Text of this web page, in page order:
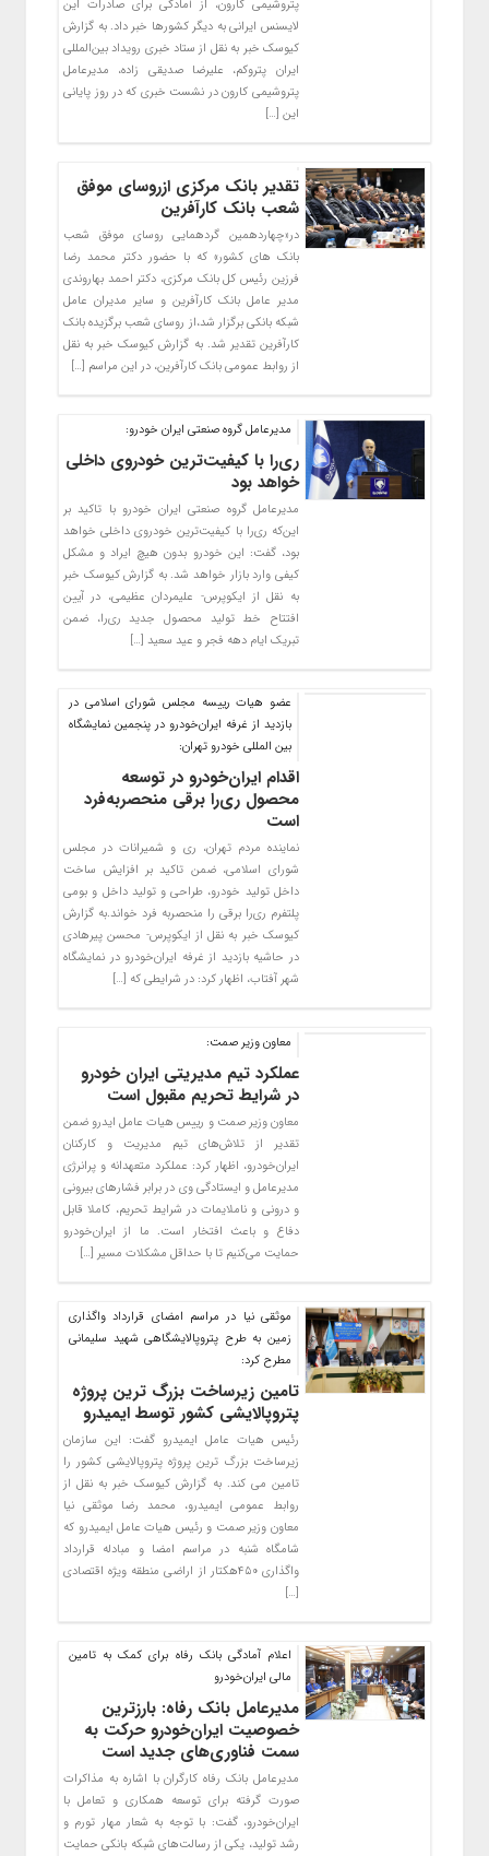
پتروشیمی کارون، از آمادگی برای صادرات این
لایسنس ایرانی به دیگر کشورها خبر داد. به گزارش
کیوسک خبر به نقل از ستاد خبری رویداد بین‌المللی
ایران پتروکم، علیرضا صدیقی زاده، مدیرعامل
پتروشیمی کارون در نشست خبری که در روز پایانی
این […]
تقدیر بانک مرکزی ازروسای موفق
شعب بانک کارآفرین
در«چهاردهمین گردهمایی روسای موفق شعب
بانک های کشور» که با حضور دکتر محمد رضا
فرزین رئیس کل بانک مرکزی، دکتر احمد بهاروندی
مدیر عامل بانک کارآفرین و سایر مدیران عامل
شبکه بانکی برگزار شد،از روسای شعب برگزیده بانک
کارآفرین تقدیر شد. به گزارش کیوسک خبر به نقل
از روابط عمومی بانک کارآفرین، در این مراسم […]
مدیرعامل گروه صنعتی ایران خودرو:
ری‌را با کیفیت‌ترین خودروی داخلی
خواهد بود
مدیرعامل گروه صنعتی ایران خودرو با تاکید بر
این‌که ری‌را با کیفیت‌ترین خودروی داخلی خواهد
بود، گفت: این خودرو بدون هیچ ایراد و مشکل
کیفی وارد بازار خواهد شد. به گزارش کیوسک خبر
به نقل از ایکوپرس- علیمردان عظیمی، در آیین
افتتاح خط تولید محصول جدید ری‌را، ضمن
تبریک ایام دهه فجر و عید سعید […]
عضو هیات رییسه مجلس شورای اسلامی در
بازدید از غرفه ایران‌خودرو در پنجمین نمایشگاه
بین المللی خودرو تهران:
اقدام ایران‌خودرو در توسعه
محصول ری‌را برقی منحصربه‌فرد
است
نماینده مردم تهران، ری و شمیرانات در مجلس
شورای اسلامی، ضمن تاکید بر افزایش ساخت
داخل تولید خودرو، طراحی و تولید داخل و بومی
پلتفرم ری‌را برقی را منحصربه فرد خواند.به گزارش
کیوسک خبر به نقل از ایکوپرس- محسن پیرهادی
در حاشیه بازدید از غرفه ایران‌خودرو در نمایشگاه
شهر آفتاب، اظهار کرد: در شرایطی که […]
معاون وزیر صمت:
عملکرد تیم مدیریتی ایران خودرو
در شرایط تحریم مقبول است
معاون وزیر صمت و رییس هیات عامل ایدرو ضمن
تقدیر از تلاش‌های تیم مدیریت و کارکنان
ایران‌خودرو، اظهار کرد: عملکرد متعهدانه و پرانرژی
مدیرعامل و ایستادگی وی در برابر فشارهای بیرونی
و درونی و ناملایمات در شرایط تحریم، کاملا قابل
دفاع‌ و باعث افتخار است. ما از ایران‌خودرو
حمایت می‌کنیم تا با حداقل مشکلات مسیر […]
موثقی نیا در مراسم امضای قرارداد واگذاری
زمین به طرح پتروپالایشگاهی شهید سلیمانی
مطرح کرد:
تامین زیرساخت بزرگ ترین پروژه
پتروپالایشی کشور توسط ایمیدرو
رئیس هیات عامل ایمیدرو گفت: این سازمان
زیرساخت بزرگ ترین پروژه پتروپالایشی کشور را
تامین می کند. به گزارش کیوسک خبر به نقل از
روابط عمومی ایمیدرو، محمد رضا موثقی نیا
معاون وزیر صمت و رئیس هیات عامل ایمیدرو که
شامگاه شنبه در مراسم امضا و مبادله قرارداد
واگذاری ۴۵۰هکتار از اراضی منطقه ویژه اقتصادی
[…]
اعلام آمادگی بانک رفاه برای کمک به تامین
مالی ایران‌خودرو
مدیرعامل بانک رفاه: بارزترین
خصوصیت ایران‌خودرو حرکت به
سمت فناوری‌های جدید است
مدیرعامل بانک رفاه کارگران با اشاره به مذاکرات
صورت گرفته برای توسعه همکاری و تعامل با
ایران‌خودرو، گفت: با توجه به شعار مهار تورم و
رشد تولید، یکی از رسالت‌های شبکه بانکی حمایت